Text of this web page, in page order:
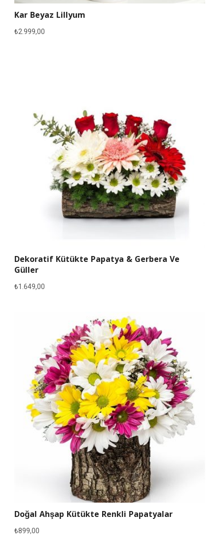
Kar Beyaz Lillyum
₺2.999,00
Dekoratif Kütükte Papatya & Gerbera Ve
Güller
₺1.649,00
Doğal Ahşap Kütükte Renkli Papatyalar
₺899,00